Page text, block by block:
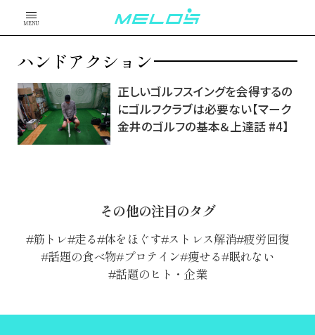
MENU
ハンドアクション
正しいゴルフスイングを会得するの
にゴルフクラブは必要ない【マーク
金井のゴルフの基本＆上達話 #4】
その他の注目のタグ
筋トレ 走る 体をほぐす ストレス解消 疲労回復
話題の食べ物 プロテイン 痩せる 眠れない
話題のヒト・企業